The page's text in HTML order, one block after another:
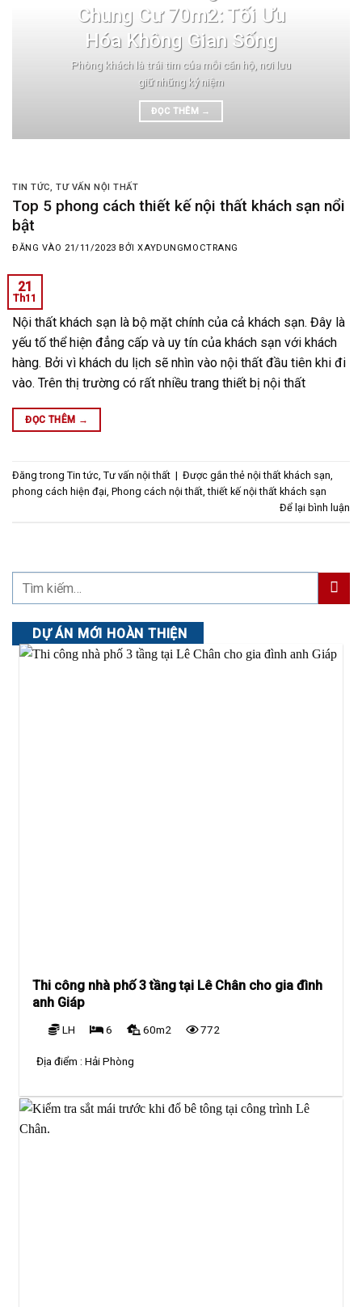
Chung Cư 70m2: Tối Ưu
Hóa Không Gian Sống
Phòng khách là trái tim của mỗi căn hộ, nơi lưu
giữ những kỷ niệm
ĐỌC THÊM →
TIN TỨC,TƯ VẤN NỘI THẤT
Top 5 phong cách thiết kế nội thất khách sạn nổi
bật
ĐĂNG VÀO 21/11/2023 BỞIXAYDUNGMOCTRANG
21
Th11
Nội thất khách sạn là bộ mặt chính của cả khách sạn. Đây là
yếu tố thể hiện đẳng cấp và uy tín của khách sạn với khách
hàng. Bởi vì khách du lịch sẽ nhìn vào nội thất đầu tiên khi đi
vào. Trên thị trường có rất nhiều trang thiết bị nội thất
ĐỌC THÊM →
Đăng trong Tin tức Tư vấn nội thất | Được gắn thẻ nội thất khách sạn
phong cách hiện đại Phong cách nội thất ,thiết kế nội thất khách sạn
Để lại bình luận
DỰ ÁN MỚI HOÀN THIỆN
Thi công nhà phố 3 tầng tại Lê Chân cho gia đình
anh Giáp
LH 6 60m2 772
Địa điểm :Hải Phòng